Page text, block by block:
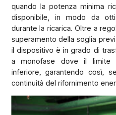
quando la potenza minima
disponibile, in modo da
durante la ricarica. Oltre a
superamento della soglia
il dispositivo è in grado di
a monofase dove il limite
inferiore, garantendo così,
continuità del rifornimento